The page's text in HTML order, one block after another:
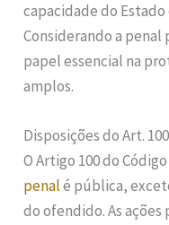
capacidade do
Considerando a
papel essencial na
amplos.
Disposições do Art. 100
O Artigo 100 do
penalé pública,
do ofendido. As